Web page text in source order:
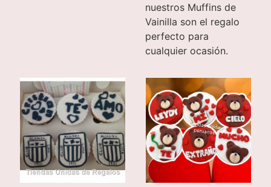
nuestros Muffins de
Vainilla son el regalo
perfecto para
cualquier ocasión.